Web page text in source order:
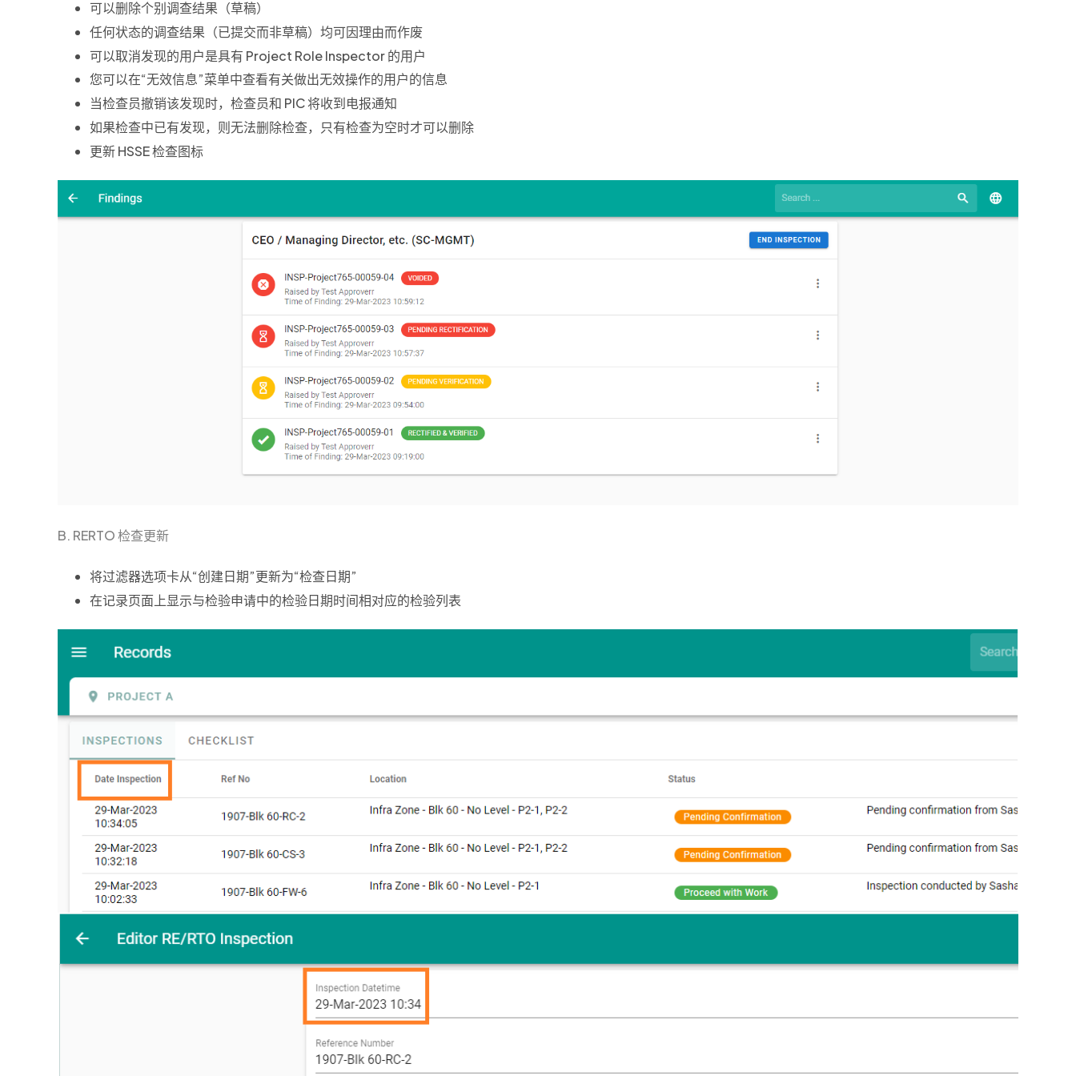
可以删除个别调查结果（草稿）
任何状态的调查结果（已提交而非草稿）均可因理由而作废
可以取消发现的用户是具有 Project Role Inspector 的用户
您可以在“无效信息”菜单中查看有关做出无效操作的用户的信息
当检查员撤销该发现时，检查员和 PIC 将收到电报通知
如果检查中已有发现，则无法删除检查，只有检查为空时才可以删除
更新 HSSE 检查图标
B. RERTO 检查更新
将过滤器选项卡从“创建日期”更新为“检查日期”
在记录页面上显示与检验申请中的检验日期时间相对应的检验列表